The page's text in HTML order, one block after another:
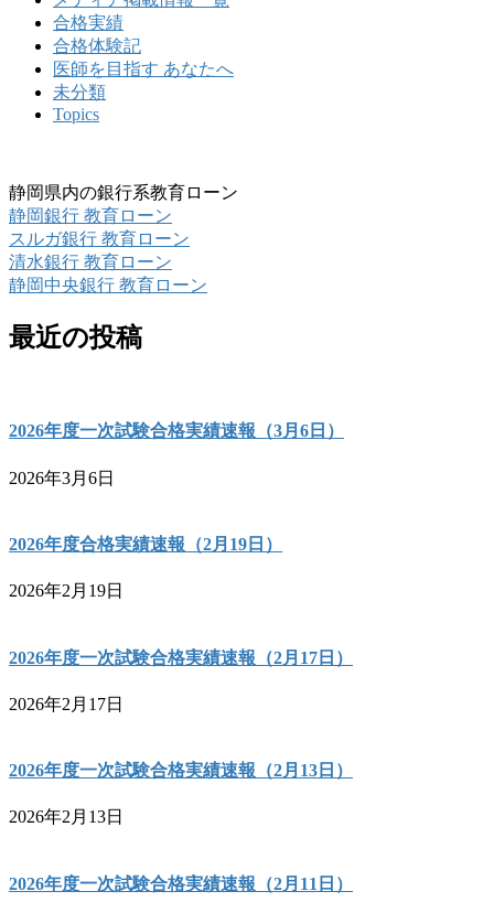
合格実績
合格体験記
医師を目指す あなたへ
未分類
Topics
静岡県内の銀行系教育ローン
静岡銀行 教育ローン
スルガ銀行 教育ローン
清水銀行 教育ローン
静岡中央銀行 教育ローン
最近の投稿
2026年度一次試験合格実績速報（3月6日）
2026年3月6日
2026年度合格実績速報（2月19日）
2026年2月19日
2026年度一次試験合格実績速報（2月17日）
2026年2月17日
2026年度一次試験合格実績速報（2月13日）
2026年2月13日
2026年度一次試験合格実績速報（2月11日）